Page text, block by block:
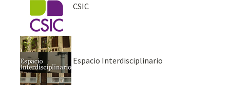
CSIC
Espacio Interdisciplinario